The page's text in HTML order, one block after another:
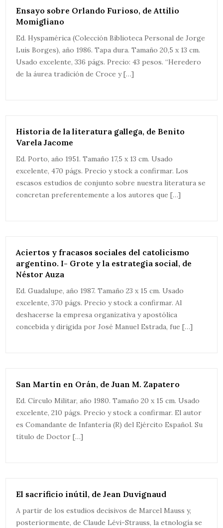
Ensayo sobre Orlando Furioso, de Attilio
Momigliano
Ed. Hyspamérica (Colección Biblioteca Personal de Jorge
Luis Borges), año 1986. Tapa dura. Tamaño 20,5 x 13 cm.
Usado excelente, 336 págs. Precio: 43 pesos. “Heredero
de la áurea tradición de Croce y […]
Historia de la literatura gallega, de Benito
Varela Jacome
Ed. Porto, año 1951. Tamaño 17,5 x 13 cm. Usado
excelente, 470 págs. Precio y stock a confirmar. Los
escasos estudios de conjunto sobre nuestra literatura se
concretan preferentemente a los autores que […]
Aciertos y fracasos sociales del catolicismo
argentino. I- Grote y la estrategia social, de
Néstor Auza
Ed. Guadalupe, año 1987. Tamaño 23 x 15 cm. Usado
excelente, 370 págs. Precio y stock a confirmar. Al
deshacerse la empresa organizativa y apostólica
concebida y dirigida por José Manuel Estrada, fue […]
San Martín en Orán, de Juan M. Zapatero
Ed. Círculo Militar, año 1980. Tamaño 20 x 15 cm. Usado
excelente, 210 págs. Precio y stock a confirmar. El autor
es Comandante de Infantería (R) del Ejército Español. Su
título de Doctor […]
El sacrificio inútil, de Jean Duvignaud
A partir de los estudios decisivos de Marcel Mauss y,
posteriormente, de Claude Lévi-Strauss, la etnología se